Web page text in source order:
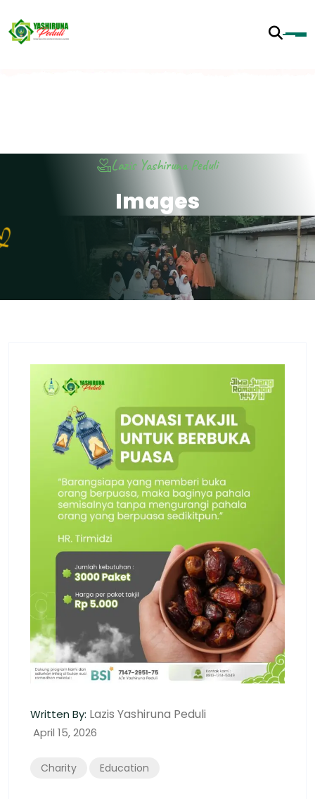
Lazis Yashiruna Peduli
Images
Written By: Lazis Yashiruna Peduli
April 15, 2026
Charity Education